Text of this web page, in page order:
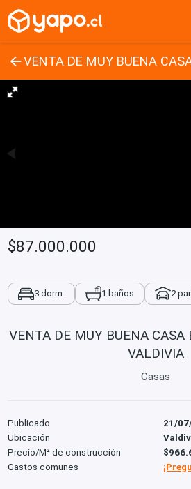
$87.000.000
3 dorm. 1 baños 2
VENTA DE MUY BUENA CASA
VALDIVIA
Casas
Publicado
21/
Ubicación
Precio/M² de construcción
Gastos comunes